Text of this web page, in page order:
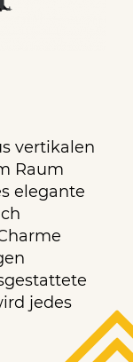
vertikalen
Raum
elegante
jedes